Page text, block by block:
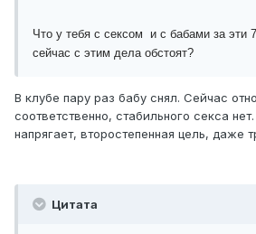
Что у тебя с сексом и с бабами за эти
сейчас с этим дела обстоят?
В клубе пару раз бабу снял. Сейчас
соответственно, стабильного секса
напрягает, второстепенная цель, даже
Цитата